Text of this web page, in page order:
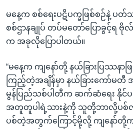
မနေ့က စစ်ရေးပဋိပက္ခဖြစ်စဉ်နဲ့
စစ်ဌာနချုပ် တပ်မတော်ပြောခွင့်ရ ဗို
က အခုလိုပြောပါတယ်။
“မနေ့က ကျနော်တို့ နယ်ခြားပြဿနာ
ကြည့်တဲ့အချိန်မှာ နယ်ခြားကော်မတီ
မွန်ပြည်သစ်ပါတီက ဆက်ဆံရေး နိုင်
အတူတူပါရဲ့သားနဲ့ကို သူတို့ဘာလို့ပစ်
ပစ်တဲ့အတွက်ကြောင့်မို့လို့ ကျနော်တို့က